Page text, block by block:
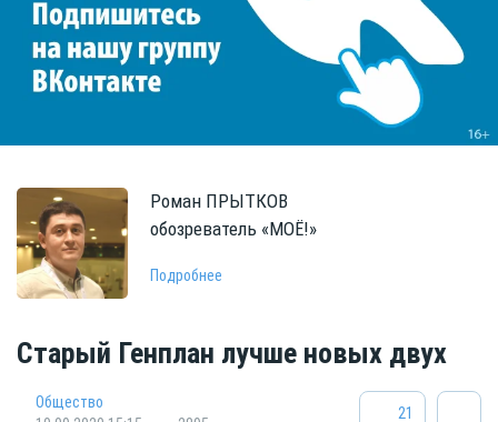
Роман ПРЫТКОВ
обозреватель «МОЁ!»
Подробнее
Старый Генплан лучше новых двух
Общество
21